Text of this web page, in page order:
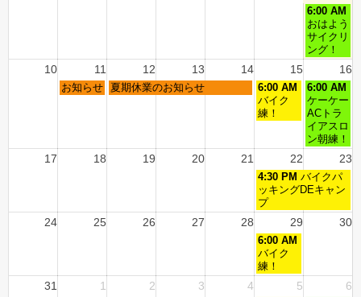
6:00 AM
おはよう
サイクリ
ング！
10 11 12 13 14 15 16
お知らせ 夏期休業のお知らせ
6:00 AM
バイク
練！
6:00 AM
ケーケー
ACトラ
イアスロ
ン朝練！
17 18 19 20 21 22 23
4:30 PM バイクパ
ッキングDEキャン
プ
24 25 26 27 28 29 30
6:00 AM
バイク
練！
31 1 2 3 4 5 6